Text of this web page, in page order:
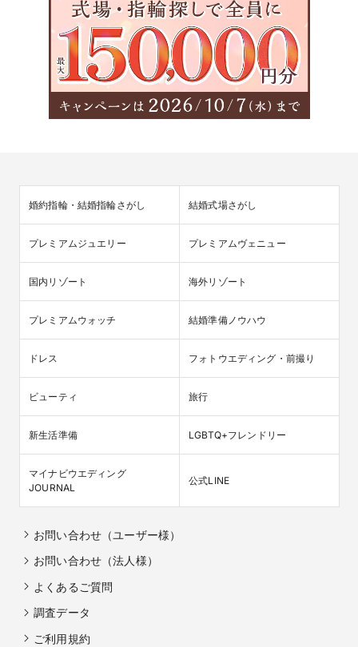
婚約指輪・結婚指輪さがし 結婚式場さがし
プレミアムジュエリー プレミアムヴェニュー
国内リゾート 海外リゾート
プレミアムウォッチ 結婚準備ノウハウ
ドレス フォトウエディング・前撮り
ビューティ 旅行
新生活準備 LGBTQ+フレンドリー
マイナビウエディング
JOURNAL
公式LINE
お問い合わせ（ユーザー様）
お問い合わせ（法人様）
よくあるご質問
調査データ
ご利用規約